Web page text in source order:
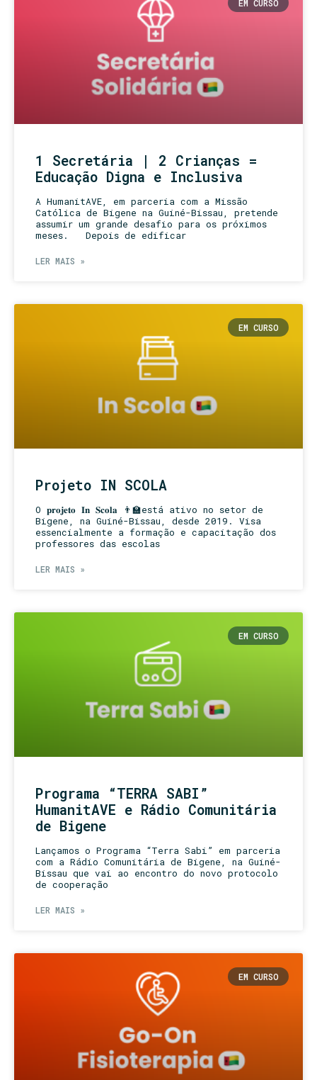
EM CURSO
1 Secretária | 2 Crianças =
Educação Digna e Inclusiva
A HumanitAVE, em parceria com a Missão
Católica de Bigene na Guiné-Bissau, pretende
assumir um grande desafio para os próximos
meses. Depois de edificar
LER MAIS »
EM CURSO
Projeto IN SCOLA
O 𝐩𝐫𝐨𝐣𝐞𝐭𝐨 𝐈𝐧 𝐒𝐜𝐨𝐥𝐚 👨‍🏫está ativo no setor de
Bigene, na Guiné-Bissau, desde 2019. Visa
essencialmente a formação e capacitação dos
professores das escolas
LER MAIS »
EM CURSO
Programa “TERRA SABI”
HumanitAVE e Rádio Comunitária
de Bigene
Lançamos o Programa “Terra Sabi” em parceria
com a Rádio Comunitária de Bigene, na Guiné-
Bissau que vai ao encontro do novo protocolo
de cooperação
LER MAIS »
EM CURSO